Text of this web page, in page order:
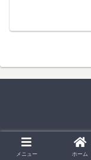
メニュー ホーム